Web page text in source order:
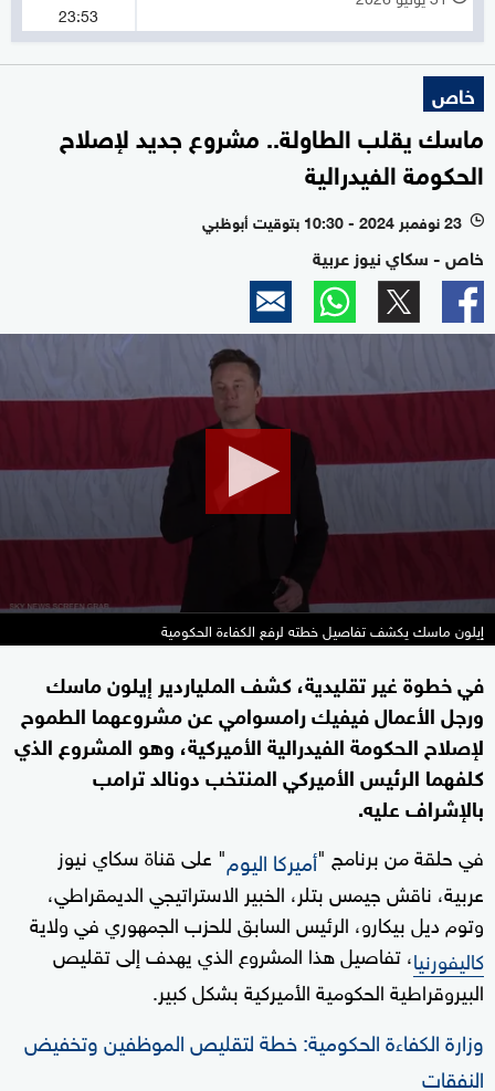
23:53
خاص
ماسك يقلب الطاولة.. مشروع جديد لإصلاح
الحكومة الفيدرالية
l 23 نوفمبر 2024 - 10:30 بتوقيت أبوظبي
خاص - سكاي نيوز عربية
1
إيلون ماسك يكشف تفاصيل خطته لرفع الكفاءة الحكومية
في خطوة غير تقليدية، كشف الملياردير إيلون ماسك
ورجل الأعمال فيفيك رامسوامي عن مشروعهما الطموح
لإصلاح الحكومة الفيدرالية الأميركية، وهو المشروع الذي
كلفهما الرئيس الأميركي المنتخب دونالد ترامب
بالإشراف عليه.
في حلقة من برنامج "أميركا اليوم" على قناة سكاي نيوز
عربية، ناقش جيمس بتلر، الخبير الاستراتيجي الديمقراطي،
وتوم ديل بيكارو، الرئيس السابق للحزب الجمهوري في ولاية
كاليفورنيا، تفاصيل هذا المشروع الذي يهدف إلى تقليص
البيروقراطية الحكومية الأميركية بشكل كبير.
وزارة الكفاءة الحكومية: خطة لتقليص الموظفين وتخفيض
النفقات